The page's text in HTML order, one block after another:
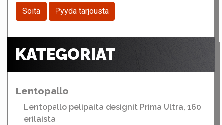
Soita Pyydä tarjousta
KATEGORIAT
Lentopallo
Lentopallo pelipaita designit Prima Ultra, 160
erilaista